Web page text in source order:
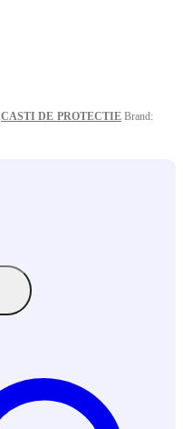
CASTI DE PROTECTIE Brand: